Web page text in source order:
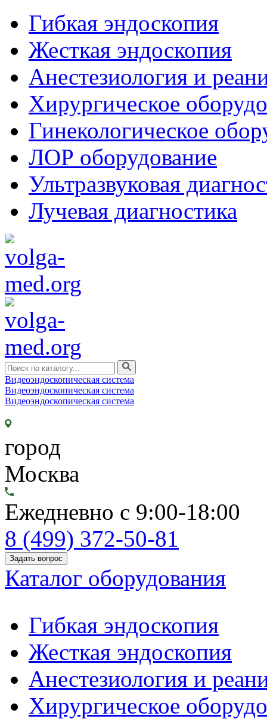
Гибкая эндоскопия
Жесткая эндоскопия
Анестезиология и
Хирургическое
Гинекологическое
ЛОР оборудование
Ультразвуковая
Лучевая диагностика
Видеоэндоскопическая система
Видеоэндоскопическая система
Видеоэндоскопическая система
город
Москва
Ежедневно с 9:00-18:00
8 (499) 372-50-81
Задать вопрос
Каталог оборудования
Гибкая эндоскопия
Жесткая эндоскопия
Анестезиология и
Хирургическое